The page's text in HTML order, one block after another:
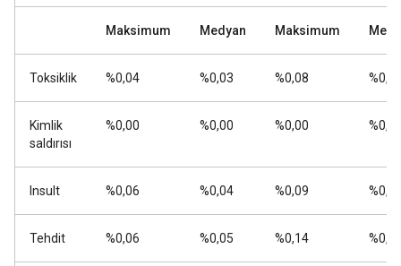
Maksimum Medyan Maksimum
Toksiklik %0,04 %0,03 %0,08
Kimlik
saldırısı
%0,00 %0,00 %0,00
Insult %0,06 %0,04 %0,09
Tehdit %0,06 %0,05 %0,14